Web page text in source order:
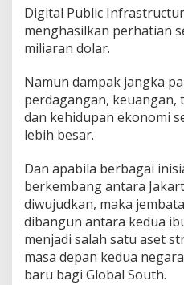
Digital Public
menghasilkan perhatian
miliaran dolar.
Namun dampak jangka
perdagangan, keuangan,
dan kehidupan ekonomi
lebih besar.
Dan apabila berbagai
berkembang antara
diwujudkan, maka
dibangun antara kedua
menjadi salah satu aset
masa depan kedua
baru bagi Global South.